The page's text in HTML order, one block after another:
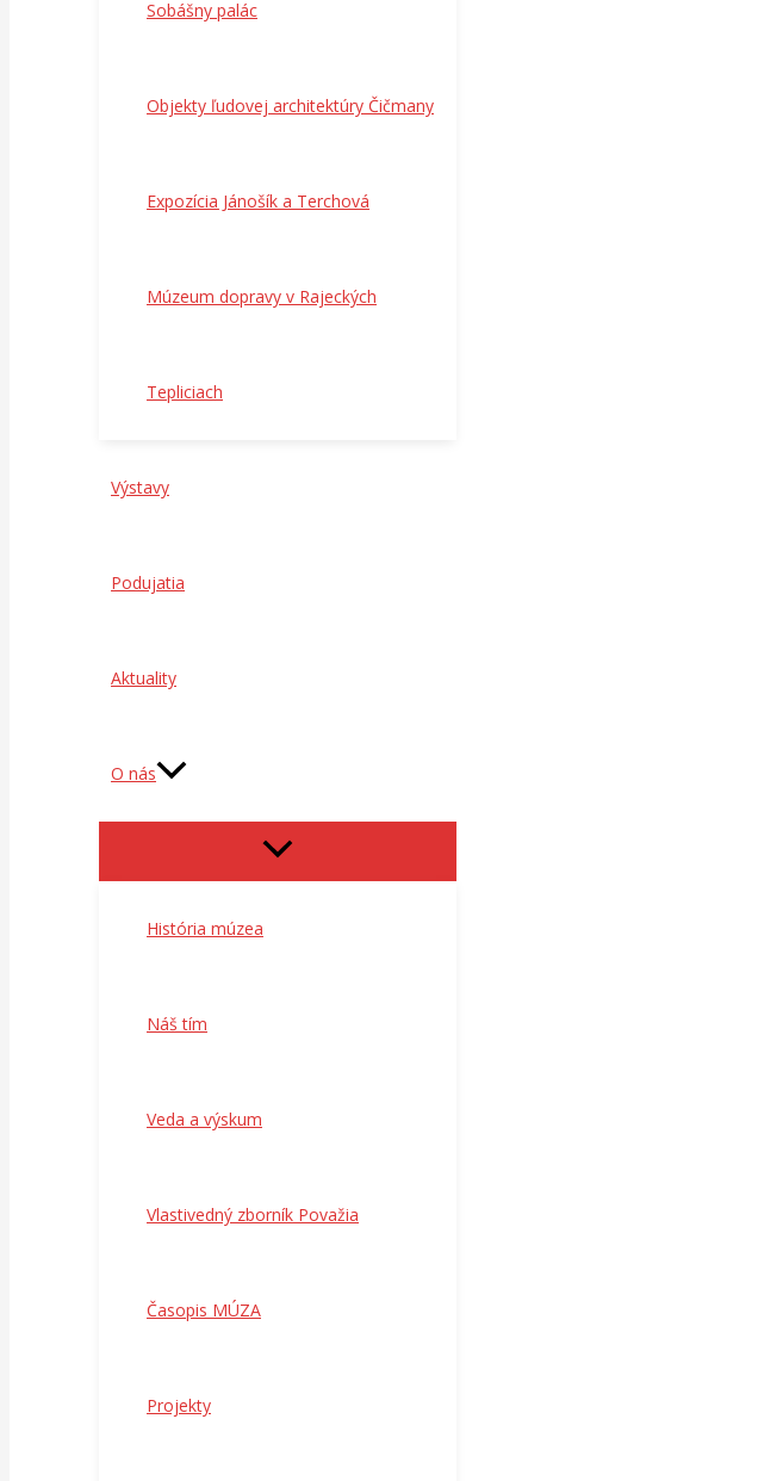
Sobášny palác
Objekty ľudovej architektúry Čičmany
Expozícia Jánošík a Terchová
Múzeum dopravy v Rajeckých
Tepliciach
Výstavy
Podujatia
Aktuality
O nás
História múzea
Náš tím
Veda a výskum
Vlastivedný zborník Považia
Časopis MÚZA
Projekty